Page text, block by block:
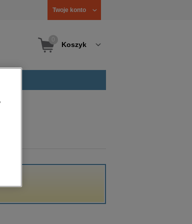
Twoje konto
Koszyk